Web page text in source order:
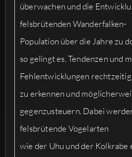
überwachen und die
felsbrütenden Wanderfalken-
Population über die Jahre zu
so gelingt es, Tendenzen und
Fehlentwicklungen rechtzeitig
zu erkennen und
gegenzusteuern. Dabei
felsbrütende Vogelarten
wie der Uhu und der Kolkrabe